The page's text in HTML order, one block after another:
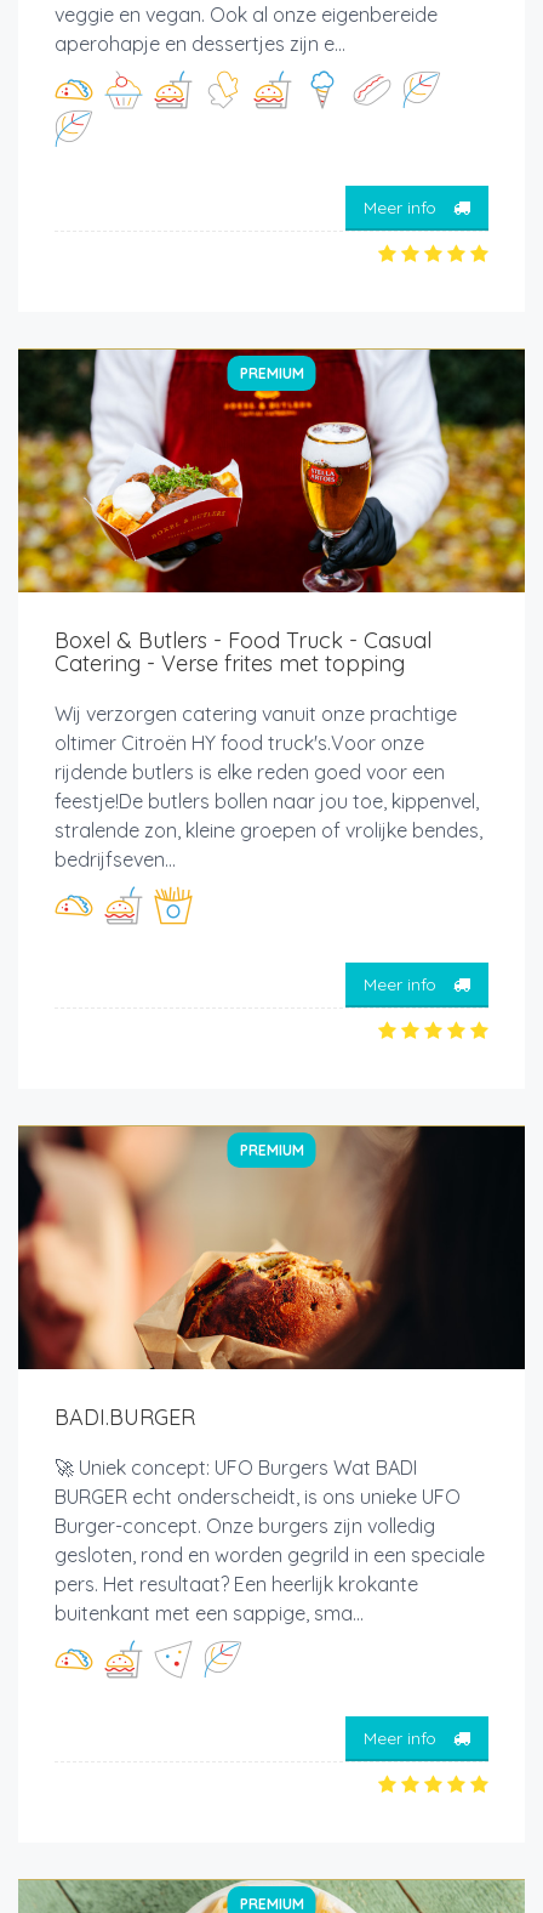
veggie en vegan. Ook al onze eigenbereide
aperohapje en dessertjes zijn e...
Meer info
PREMIUM
Boxel & Butlers - Food Truck - Casual
Catering - Verse frites met topping
Wij verzorgen catering vanuit onze prachtige
oltimer Citroën HY food truck's.Voor onze
rijdende butlers is elke reden goed voor een
feestje!De butlers bollen naar jou toe, kippenvel,
stralende zon, kleine groepen of vrolijke bendes,
bedrijfseven...
Meer info
PREMIUM
BADI.BURGER
🚀 Uniek concept: UFO Burgers Wat BADI
BURGER echt onderscheidt, is ons unieke UFO
Burger-concept. Onze burgers zijn volledig
gesloten, rond en worden gegrild in een speciale
pers. Het resultaat? Een heerlijk krokante
buitenkant met een sappige, sma...
Meer info
PREMIUM